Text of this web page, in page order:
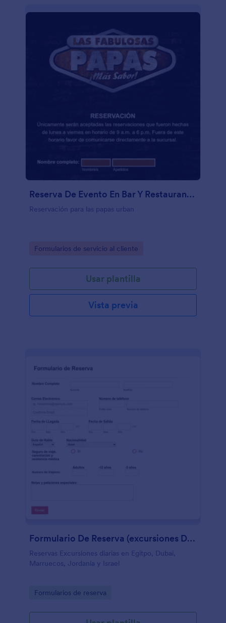
Reserva De Evento En Bar Y Restaurante De Asados
Reservación para las papas urban
Go to Category:
Formularios de servicio al cliente
Usar plantilla
Vista previa
Formulario De Reserva (excursiones Diarias)
Reservas Excursiones diarias en Egitpo, Dubai,
Marruecos, Jordania y Israel
Go to Category:
Formularios de reserva